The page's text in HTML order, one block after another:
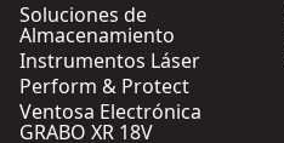
Soluciones de
Almacenamiento
Instrumentos Láser
Perform & Protect
Ventosa Electrónica
GRABO XR 18V